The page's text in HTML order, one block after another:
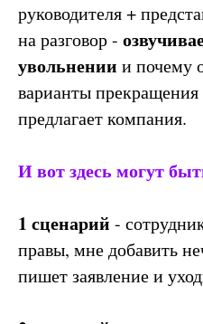
руководителя +
на разговор -
увольнении и почему
варианты прекращения
предлагает компания.
И вот здесь могут
1 сценарий -
правы, мне добавить
пишет заявление и